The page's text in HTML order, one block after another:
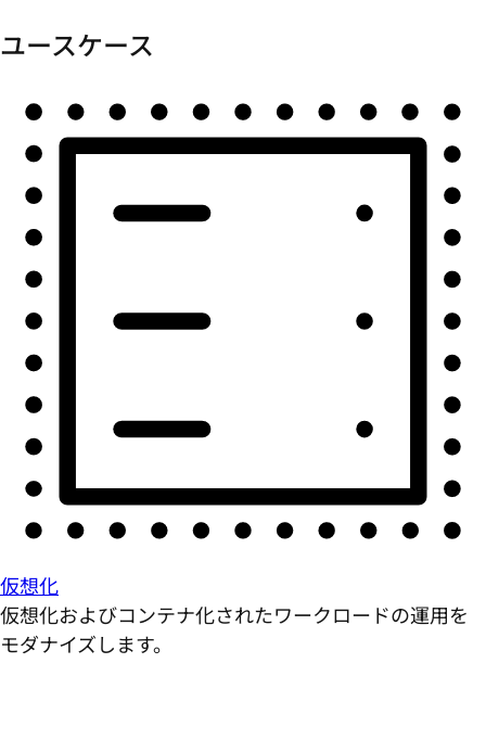
ユースケース
仮想化
仮想化およびコンテナ化されたワークロードの運用を
モダナイズします。